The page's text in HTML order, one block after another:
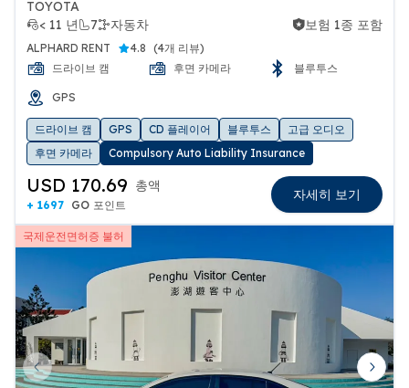
TOYOTA
< 11 년
7 자동차
보험 1종 포함 보험 1종 포함
ALPHARD RENT 4.8 (4개 리뷰)
드라이브 캠
후면 카메라 블루투스
GPS
드라이브 캠 GPS CD 플레이어 블루투스
고급 오디오
후면 카메라
Compulsory Auto Liability Insurance
USD 170.69 총액
+ 1697 GO 포인트
자세히 보기
국제운전면허증 불허
Previous slide Next